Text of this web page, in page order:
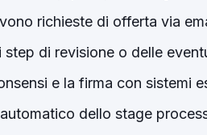
richieste di offerta via
di revisione o delle
e la firma con sistemi
dello stage